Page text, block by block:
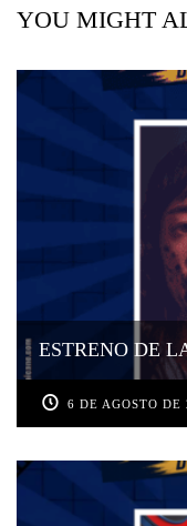
YOU MIGHT
ESTRENO DE
6 DE AGOSTO DE